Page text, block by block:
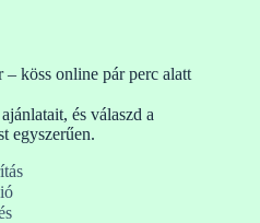
köss online pár perc alatt
és válaszd a
egyszerűen.